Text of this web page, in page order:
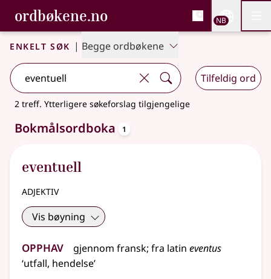
Gå til hovedinnhold
Tilgjengelighet
ordbøkene.no, Bokmålsordboka og
Bokmålsordboka og Nynorskordboka
NB
Enkelt søk | Begge ordbøkene
Tilfeldig ord
2 treff. Ytterligere søkeforslag tilgjengelige
Bokmålsordboka 1
eventuell
adjektiv
Vis bøyning
Opphav gjennom fransk; fra latin eventus
‘utfall, hendelse’